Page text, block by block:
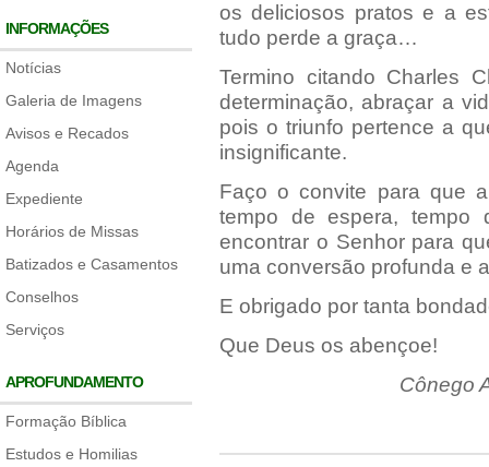
INFORMAÇÕES
Notícias
Galeria de Imagens
Avisos e Recados
Agenda
Expediente
Horários de Missas
Batizados e Casamentos
Conselhos
Serviços
APROFUNDAMENTO
Formação Bíblica
Estudos e Homilias
os deliciosos pratos e a
tudo perde a graça…
Termino citando Charles
determinação, abraçar a
pois o triunfo pertence a
insignificante.
Faço o convite para que
tempo de espera, tempo
encontrar o Senhor para
uma conversão profunda e
E obrigado por tanta
Que Deus os abençoe!
Cônego